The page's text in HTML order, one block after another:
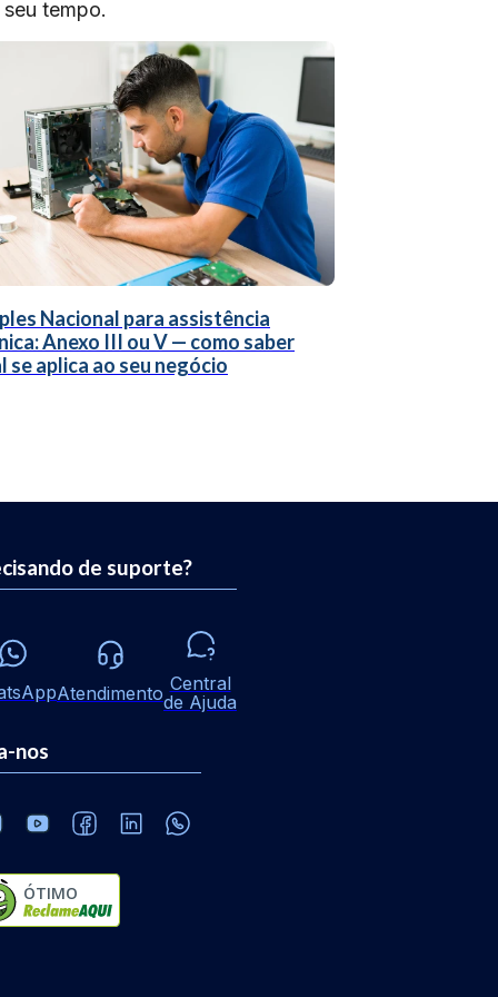
tempo.
Nacional para assistência
Anexo III ou V — como saber
se aplica ao seu negócio
de suporte?
Atendimento Central
de Ajuda
nos
ÓTIMO